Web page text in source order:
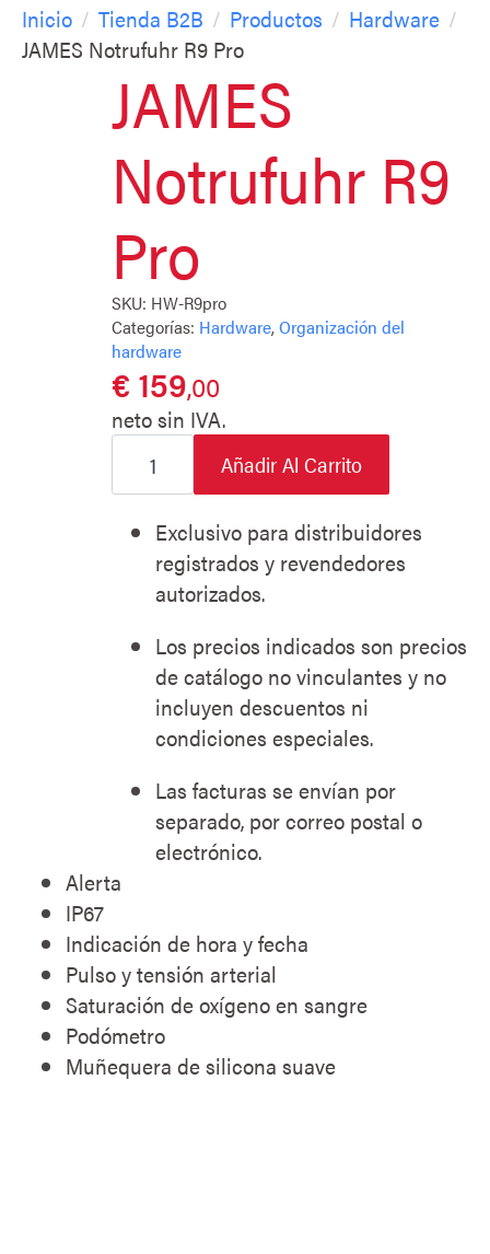
Inicio Tienda B2B Productos
Hardware
JAMES Notrufuhr R9 Pro
JAMES
Notrufuhr R9
Pro
SKU: HW-R9pro
Categorías: Hardware, Organización del
hardware
€ 159,00
neto sin IVA.
JAMES
Notrufuhr
R9
cantidad
Añadir Al Carrito
Exclusivo para distribuidores
registrados y revendedores
autorizados.
Los precios indicados son precios
de catálogo no vinculantes y no
incluyen descuentos ni
condiciones especiales.
Las facturas se envían por
separado, por correo postal o
electrónico.
Alerta
IP67
Indicación de hora y fecha
Pulso y tensión arterial
Saturación de oxígeno en sangre
Podómetro
Muñequera de silicona suave